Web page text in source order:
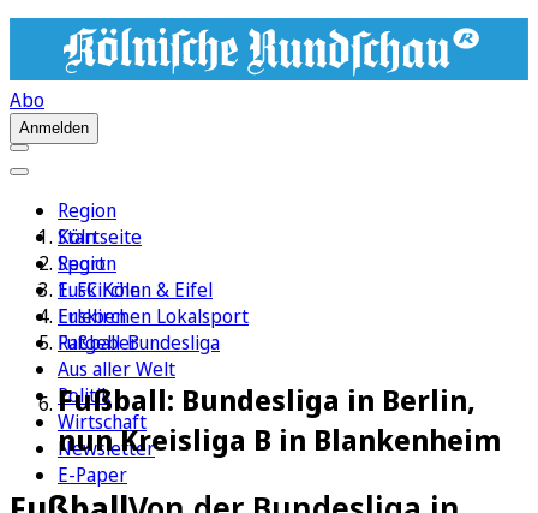
Abo
Anmelden
Region
Köln
Sport
1. FC Köln
Erleben
Ratgeber
Aus aller Welt
Politik
Wirtschaft
Newsletter
E-Paper
Startseite
Region
Euskirchen & Eifel
Euskirchen Lokalsport
Fußball-Bundesliga
Fußball: Bundesliga in Berlin,
nun Kreisliga B in Blankenheim